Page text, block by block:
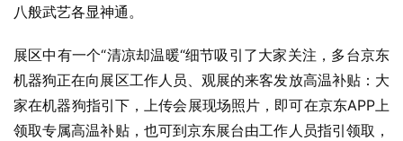
八般武艺各显神通。
展区中有一个“清凉却温暖“细节吸引了大家关注，多台京东
机器狗正在向展区工作人员、观展的来客发放高温补贴：大
家在机器狗指引下，上传会展现场照片，即可在京东APP上
领取专属高温补贴，也可到京东展台由工作人员指引领取，